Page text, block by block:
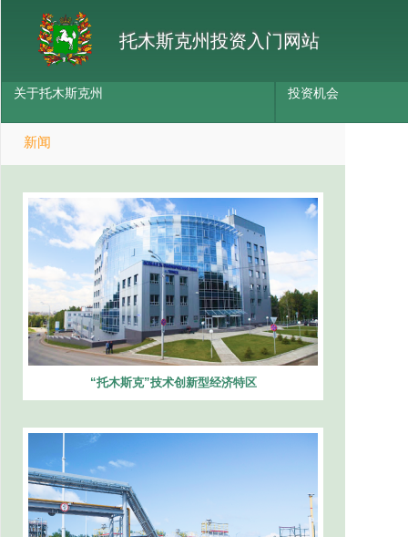
托木斯克州投资入门网站
关于托木斯克州 投资机会
新闻
“托木斯克”技术创新型经济特区